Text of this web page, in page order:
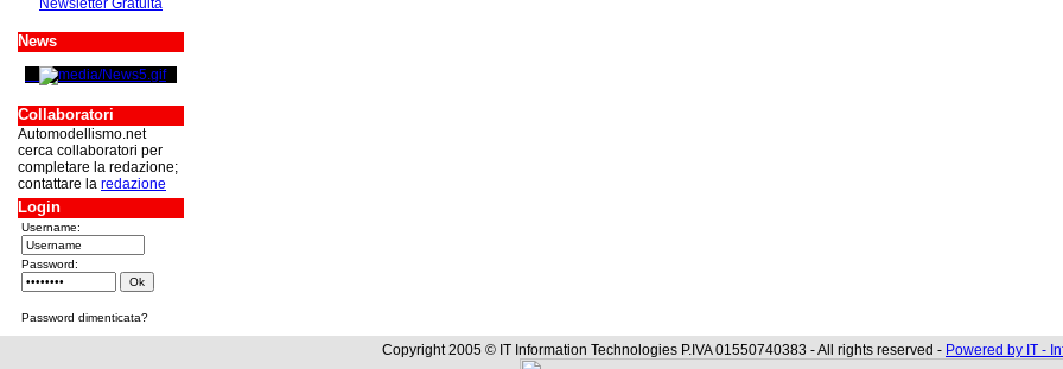
Newsletter Gratuita
News
Collaboratori
Automodellismo.net
cerca collaboratori per
completare la redazione;
contattare la redazione
Login
Username:
Password:
Password dimenticata?
Copyright 2005 © IT Information Technologies P.IVA 01550740383 - All rights reserved - Powered by IT -